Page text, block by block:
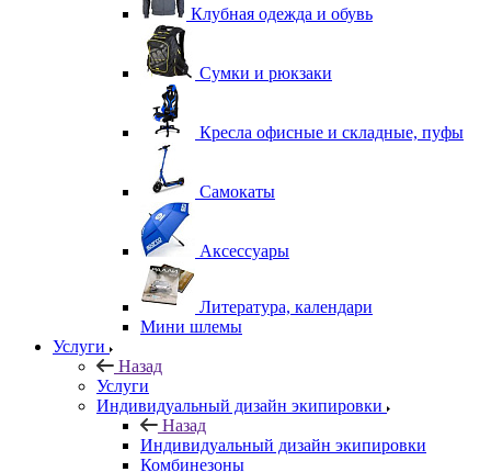
Клубная одежда и обувь
Сумки и рюкзаки
Кресла офисные и складные, пуфы
Самокаты
Аксессуары
Литература, календари
Мини шлемы
Услуги
Назад
Услуги
Индивидуальный дизайн экипировки
Назад
Индивидуальный дизайн экипировки
Комбинезоны